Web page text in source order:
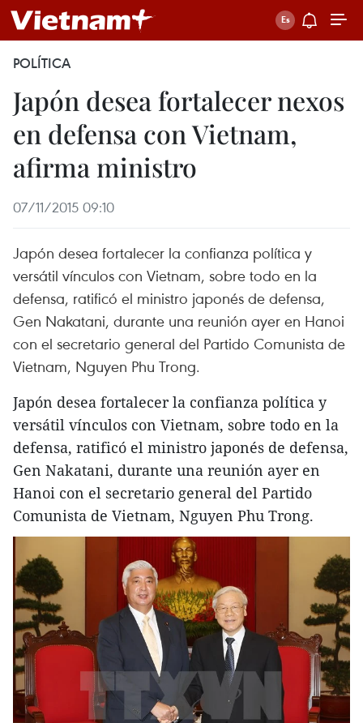
POLÍTICA
Japón desea fortalecer nexos
en defensa con Vietnam,
afirma ministro
07/11/2015 09:10
Japón desea fortalecer la confianza política y
versátil vínculos con Vietnam, sobre todo en la
defensa, ratificó el ministro japonés de defensa,
Gen Nakatani, durante una reunión ayer en Hanoi
con el secretario general del Partido Comunista de
Vietnam, Nguyen Phu Trong.
Japón desea fortalecer la confianza política y
versátil vínculos con Vietnam, sobre todo en la
defensa, ratificó el ministro japonés de defensa,
Gen Nakatani, durante una reunión ayer en
Hanoi con el secretario general del Partido
Comunista de Vietnam, Nguyen Phu Trong.